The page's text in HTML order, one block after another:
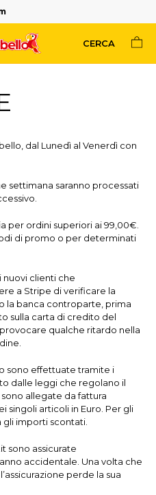
CERCA
dal Lunedì al Venerdì con
settimana saranno processati
per ordini superiori ai 99,00€.
di promo o per determinati
clienti che
a Stripe di verificare la
la banca controparte, prima
sulla carta di credito del
qualche ritardo nella
sono effettuate tramite i
dalle leggi che regolano il
allegate da fattura
singoli articoli in Euro. Per gli
gli importi scontati.
sono assicurate
accidentale. Una volta che
perde la sua